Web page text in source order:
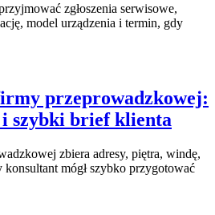
zgłoszenia serwisowe,
model urządzenia i termin, gdy
przeprowadzkowej:
szybki brief klienta
zbiera adresy, piętra, windę,
konsultant mógł szybko przygotować